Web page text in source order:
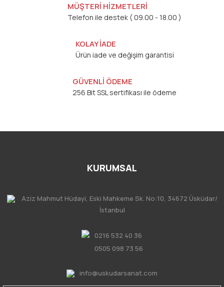
MÜŞTERİ HİZMETLERİ
Telefon ile destek ( 09.00 - 18.00 )
KOLAY İADE
Ürün iade ve değişim garantisi
GÜVENLİ ÖDEME
256 Bit SSL sertifikası ile ödeme
KURUMSAL
Aziz Mahmut Hüdayi, Eski Mahkeme Sk. No:10, 34672 Üsküdar/
İstanbul
0216 532 40 36
0505 098 73 56
info@uskudarsanat.com